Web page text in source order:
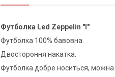
Футболка Led Zeppelin "I"
Футболка 100% бавовна.
Двостороння накатка.
Футболка добре носиться, можна